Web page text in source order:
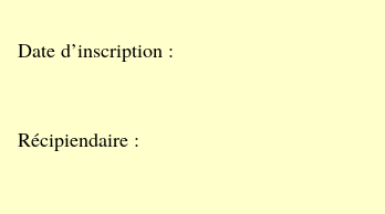
Date d’inscription :
Récipiendaire :